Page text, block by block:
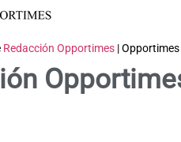
Redacción Opportimes | Opportimes